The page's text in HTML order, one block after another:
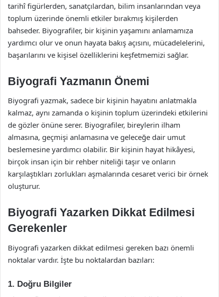
tarihî figürlerden, sanatçılardan, bilim insanlarından veya
toplum üzerinde önemli etkiler bırakmış kişilerden
bahseder. Biyografiler, bir kişinin yaşamını anlamamıza
yardımcı olur ve onun hayata bakış açısını, mücadelelerini,
başarılarını ve kişisel özelliklerini keşfetmemizi sağlar.
Biyografi Yazmanın Önemi
Biyografi yazmak, sadece bir kişinin hayatını anlatmakla
kalmaz, aynı zamanda o kişinin toplum üzerindeki etkilerini
de gözler önüne serer. Biyografiler, bireylerin ilham
almasına, geçmişi anlamasına ve geleceğe dair umut
beslemesine yardımcı olabilir. Bir kişinin hayat hikâyesi,
birçok insan için bir rehber niteliği taşır ve onların
karşılaştıkları zorlukları aşmalarında cesaret verici bir örnek
oluşturur.
Biyografi Yazarken Dikkat Edilmesi
Gerekenler
Biyografi yazarken dikkat edilmesi gereken bazı önemli
noktalar vardır. İşte bu noktalardan bazıları:
1. Doğru Bilgiler